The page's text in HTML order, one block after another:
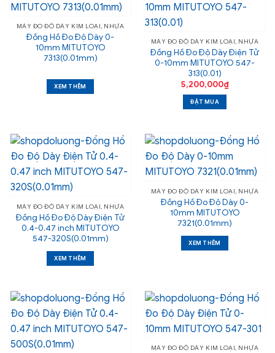
MÁY ĐO ĐỘ DÀY KIM LOẠI, NHỰA
Đồng Hồ Đo Độ Dày 0-
10mm MITUTOYO
7313(0.01mm)
XEM THÊM
MÁY ĐO ĐỘ DÀY KIM LOẠI, NHỰA
Đồng Hồ Đo Độ Dày Điện Tử
0-10mm MITUTOYO 547-
313(0.01)
5,200,000₫
ĐẶT MUA
MÁY ĐO ĐỘ DÀY KIM LOẠI, NHỰA
Đồng Hồ Đo Độ Dày Điện Tử
0.4-0.47 inch MITUTOYO
547-320S(0.01mm)
XEM THÊM
MÁY ĐO ĐỘ DÀY KIM LOẠI, NHỰA
Đồng Hồ Đo Độ Dày 0-
10mm MITUTOYO
7321(0.01mm)
XEM THÊM
MÁY ĐO ĐỘ DÀY KIM LOẠI, NHỰA